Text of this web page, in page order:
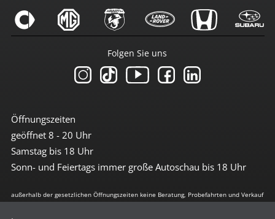
Öffnungszeiten
geöffnet 8 - 20 Uhr
Samstag bis 18 Uhr
Sonn- und Feiertags immer große Autoschau bis 18 Uhr
Folgen Sie uns
außerhalb der gesetzlichen Öffnungszeiten keine Beratung, Probefahrten und Verkauf